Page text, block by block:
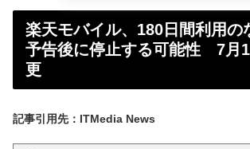
楽天モバイル、180日間利用の
予告後に停止する可能性 7月
更
記事引用先：ITMedia News